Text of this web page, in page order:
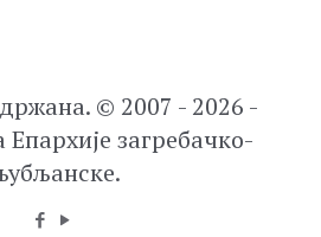
© 2007 - 2026 -
загребачко-